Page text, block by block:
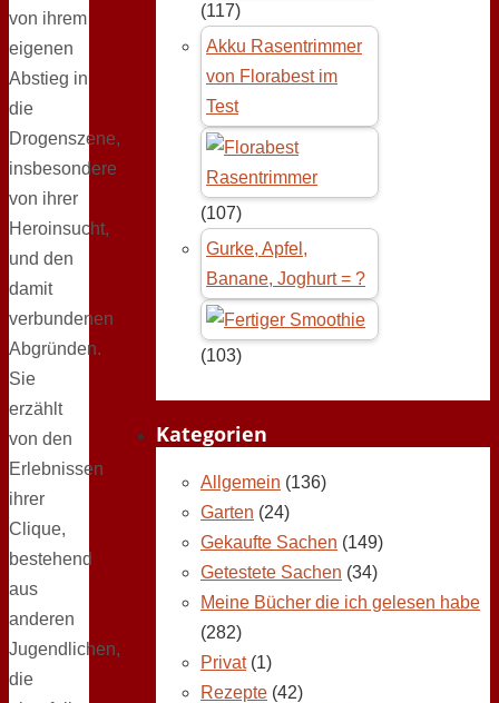
von ihrem
eigenen
Abstieg in
die
Drogenszene,
insbesondere
von ihrer
Heroinsucht,
und den
damit
verbundenen
Abgründen.
Sie
erzählt
von den
Erlebnissen
ihrer
Clique,
bestehend
aus
anderen
Jugendlichen,
die
(117)
Akku Rasentrimmer
von Florabest im
Test
(107)
Gurke, Apfel,
Banane, Joghurt = ?
(103)
Kategorien
Allgemein (136)
Garten (24)
Gekaufte Sachen (149)
Getestete Sachen (34)
Meine Bücher die ich gelesen habe
(282)
Privat(1)
Rezepte (42)